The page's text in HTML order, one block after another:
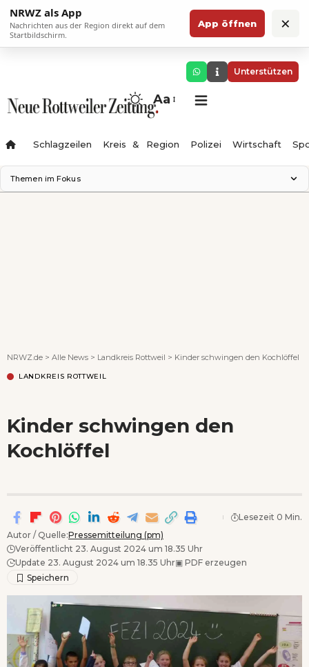
NRWZ als App
Nachrichten aus der Region direkt auf dem
Startbildschirm.
App öffnen ×
Unterstützen
Aa
Schlagzeilen Kreis & Region Polizei Wirtschaft
Themen im Fokus
NRWZ.de > Alle News > Landkreis Rottweil > Kinder schwingen den Kochlöffel
LANDKREIS ROTTWEIL
Kinder schwingen den
Kochlöffel
Autor / Quelle:Pressemitteilung (pm)
Veröffentlicht 23. August 2024 um 18.35 Uhr
Update 23. August 2024 um 18.35 Uhr▣ PDF erzeugen
Lesezeit 0 Min.